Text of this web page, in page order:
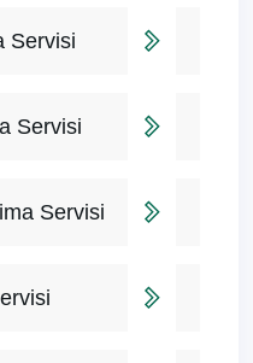
Servisi
Servisi
Servisi